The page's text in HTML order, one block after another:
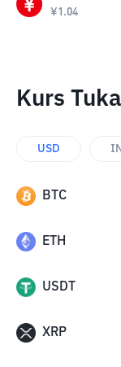
¥1.04
Kurs
USD
BTC
ETH
USDT
XRP